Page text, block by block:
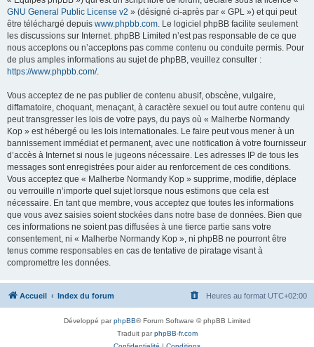
GNU General Public License v2 » (désigné ci-après par « GPL ») et qui peut
être téléchargé depuis www.phpbb.com. Le logiciel phpBB facilite seulement
les discussions sur Internet. phpBB Limited n’est pas responsable de ce que
nous acceptons ou n’acceptons pas comme contenu ou conduite permis. Pour
de plus amples informations au sujet de phpBB, veuillez consulter :
https://www.phpbb.com/.
Vous acceptez de ne pas publier de contenu abusif, obscène, vulgaire,
diffamatoire, choquant, menaçant, à caractère sexuel ou tout autre contenu qui
peut transgresser les lois de votre pays, du pays où « Malherbe Normandy
Kop » est hébergé ou les lois internationales. Le faire peut vous mener à un
bannissement immédiat et permanent, avec une notification à votre fournisseur
d’accès à Internet si nous le jugeons nécessaire. Les adresses IP de tous les
messages sont enregistrées pour aider au renforcement de ces conditions.
Vous acceptez que « Malherbe Normandy Kop » supprime, modifie, déplace
ou verrouille n’importe quel sujet lorsque nous estimons que cela est
nécessaire. En tant que membre, vous acceptez que toutes les informations
que vous avez saisies soient stockées dans notre base de données. Bien que
ces informations ne soient pas diffusées à une tierce partie sans votre
consentement, ni « Malherbe Normandy Kop », ni phpBB ne pourront être
tenus comme responsables en cas de tentative de piratage visant à
compromettre les données.
Accueil Index du forum Heures au format UTC+02:00
Développé parphpBB® Forum Software © phpBB Limited
Traduit parphpBB-fr.com